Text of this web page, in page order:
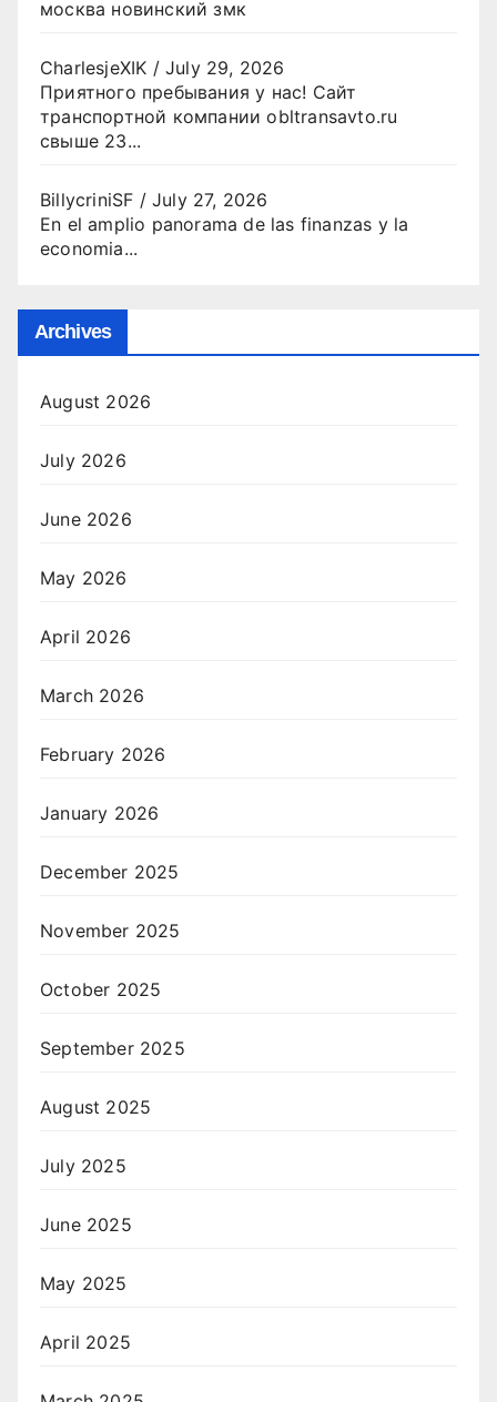
москва новинский змк
CharlesjeXIK /July 29, 2026
Приятного пребывания у нас! Сайт
транспортной компании obltransavto.ru
свыше 23...
BillycriniSF /July 27, 2026
En el amplio panorama de las finanzas y la
economia...
Archives
August 2026
July 2026
June 2026
May 2026
April 2026
March 2026
February 2026
January 2026
December 2025
November 2025
October 2025
September 2025
August 2025
July 2025
June 2025
May 2025
April 2025